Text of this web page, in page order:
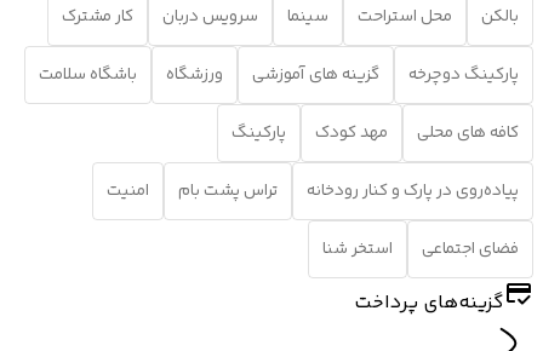
بالکن محل استراحت سینما سرویس دربان کار مشترک
پارکینگ دوچرخه گزینه های آموزشی ورزشگاه باشگاه سلامت
کافه های محلی مهد کودک پارکینگ
پیاده‌روی در پارک و کنار رودخانه تراس پشت بام امنیت
فضای اجتماعی استخر شنا
گزینه‌های پرداخت